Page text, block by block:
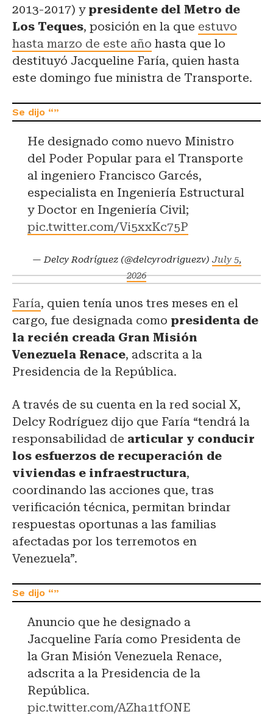
2013-2017) y presidente del Metro de
Los Teques, posición en la que estuvo
hasta marzo de este año hasta que lo
destituyó Jacqueline Faría, quien hasta
este domingo fue ministra de Transporte.
He designado como nuevo Ministro
del Poder Popular para el Transporte
al ingeniero Francisco Garcés,
especialista en Ingeniería Estructural
y Doctor en Ingeniería Civil;
pic.twitter.com/Vi5xxKc75P
— Delcy Rodríguez (@delcyrodriguezv) July 5,
2026
Faría, quien tenía unos tres meses en el
cargo, fue designada como presidenta de
la recién creada Gran Misión
Venezuela Renace, adscrita a la
Presidencia de la República.
A través de su cuenta en la red social X,
Delcy Rodríguez dijo que Faría “tendrá la
responsabilidad de articular y conducir
los esfuerzos de recuperación de
viviendas e infraestructura,
coordinando las acciones que, tras
verificación técnica, permitan brindar
respuestas oportunas a las familias
afectadas por los terremotos en
Venezuela”.
Anuncio que he designado a
Jacqueline Faría como Presidenta de
la Gran Misión Venezuela Renace,
adscrita a la Presidencia de la
República.
pic.twitter.com/AZha1tfONE